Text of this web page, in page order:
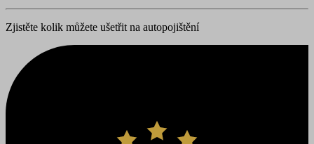
Zjistěte kolik můžete ušetřit na autopojištění